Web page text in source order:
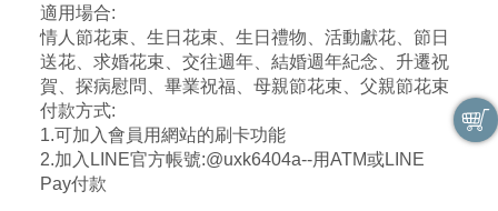
適用場合:
情人節花束、生日花束、生日禮物、活動獻花、節日
送花、求婚花束、交往週年、結婚週年紀念、升遷祝
賀、探病慰問、畢業祝福、母親節花束、父親節花束
付款方式:
1.可加入會員用網站的刷卡功能
2.加入LINE官方帳號:@uxk6404a--用ATM或LINE
Pay付款